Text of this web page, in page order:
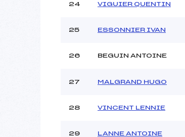
24 VIGUIER QUENTIN
25 ESSONNIER IVAN
26 BEGUIN ANTOINE
27 MALGRAND HUGO
28 VINCENT LENNIE
29 LANNE ANTOINE